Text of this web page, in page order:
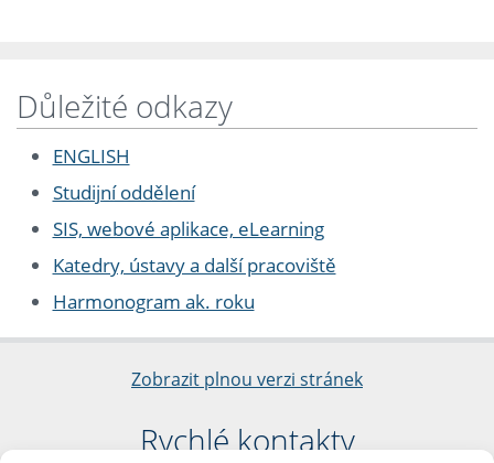
Důležité odkazy
ENGLISH
Studijní oddělení
SIS, webové aplikace, eLearning
Katedry, ústavy a další pracoviště
Harmonogram ak. roku
Zobrazit plnou verzi stránek
Rychlé kontakty